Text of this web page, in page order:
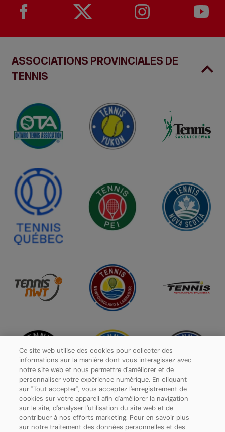
ASSOCIATIONS PROVINCIALES DE
TENNIS
Politique de confidentialité
Ce site web utilise des cookies pour collecter des
informations sur la manière dont vous interagissez avec
notre site web et nous permettre d'améliorer et de
personnaliser votre expérience numérique. En cliquant
sur "Tout accepter", vous acceptez l'enregistrement de
cookies sur votre appareil afin d'améliorer la navigation
sur le site, d'analyser l'utilisation du site web et de
contribuer à nos efforts marketing. Pour en savoir plus
sur notre traitement des données personnelles et des